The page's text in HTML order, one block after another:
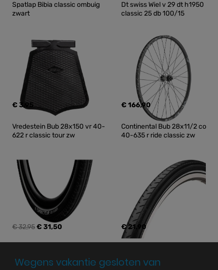
Spatlap Bibia classic ombuig
zwart
€ 3,95
Dt swiss Wiel v 29 dt h1950
classic 25 db 100/15
€ 166,90
Vredestein Bub 28x150 vr 40-
622 r classic tour zw
€ 32,95€ 31,50
Continental Bub 28x11/2 co
40-635 r ride classic zw
€ 21,90
Wegens vakantie gesloten van